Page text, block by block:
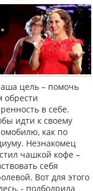
цель – помочь
обрести
в себе.
идти к своему
как по
Незнакомец
чашкой кофе –
себя
Вот для этого
- подбодрила